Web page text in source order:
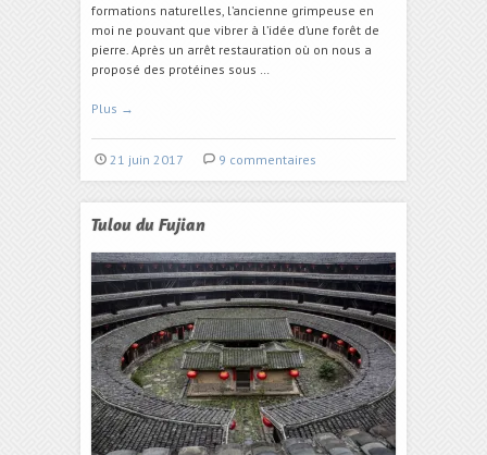
formations naturelles, l’ancienne grimpeuse en
moi ne pouvant que vibrer à l’idée d’une forêt de
pierre. Après un arrêt restauration où on nous a
proposé des protéines sous …
Plus →
21 juin 2017 9 commentaires
Tulou du Fujian